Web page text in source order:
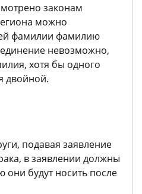
законам
можно
фамилии фамилию
невозможно,
хотя бы одного
двойной.
подавая заявление
в заявлении должны
они будут носить после